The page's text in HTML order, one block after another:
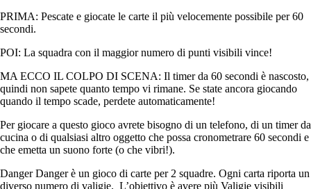
PRIMA: Pescate e giocate le carte il più velocemente possibile per 60
secondi.
POI: La squadra con il maggior numero di punti visibili vince!
MA ECCO IL COLPO DI SCENA: Il timer da 60 secondi è nascosto,
quindi non sapete quanto tempo vi rimane. Se state ancora giocando
quando il tempo scade, perdete automaticamente!
Per giocare a questo gioco avrete bisogno di un telefono, di un timer da
cucina o di qualsiasi altro oggetto che possa cronometrare 60 secondi e
che emetta un suono forte (o che vibri!).
Danger Danger è un gioco di carte per 2 squadre. Ogni carta riporta un
diverso numero di valigie. L’obiettivo è avere più Valigie visibili